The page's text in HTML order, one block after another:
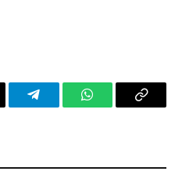
TelegramWhatsAppCopy